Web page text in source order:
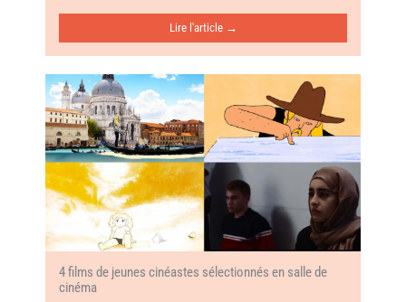
Lire l'article →
4 films de jeunes cinéastes sélectionnés en salle de
cinéma